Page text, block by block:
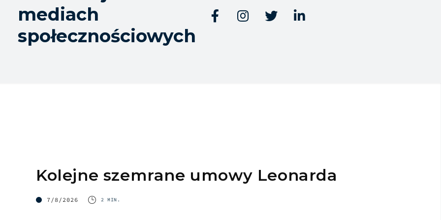
mediach
społecznościowych
   
Kolejne szemrane umowy Leonarda
7/8/2026 2 MIN.